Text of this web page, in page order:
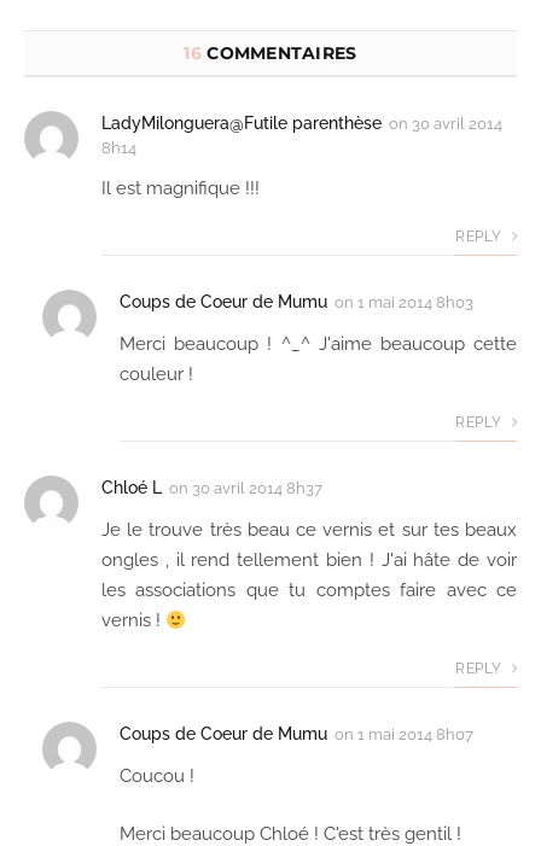
16COMMENTAIRES
LadyMilonguera@Futile parenthèse on 30 avril 2014
8h14
Il est magnifique !!!
REPLY
Coups de Coeur de Mumu on 1 mai 2014 8h03
Merci beaucoup ! ^_^ J'aime beaucoup cette
couleur !
REPLY
Chloé L on 30 avril 2014 8h37
Je le trouve très beau ce vernis et sur tes beaux
ongles , il rend tellement bien ! J'ai hâte de voir
les associations que tu comptes faire avec ce
vernis !
REPLY
Coups de Coeur de Mumu on 1 mai 2014 8h07
Coucou !
Merci beaucoup Chloé ! C'est très gentil !